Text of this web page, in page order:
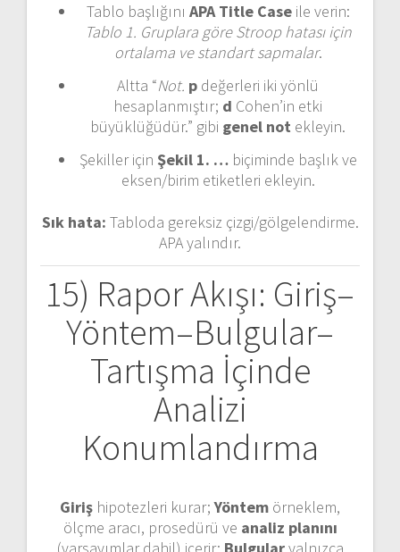
Tablo başlığını APA Title Caseile verin:
Tablo 1. Gruplara göre Stroop hatası için
ortalama ve standart sapmalar.
Altta “Not. p değerleri iki yönlü
hesaplanmıştır; d Cohen’in etki
büyüklüğüdür.” gibi genel not ekleyin.
Şekiller için Şekil 1. …biçiminde başlık ve
eksen/birim etiketleri ekleyin.
Sık hata: Tabloda gereksiz çizgi/gölgelendirme.
APA yalındır.
15) Rapor Akışı: Giriş–
Yöntem–Bulgular–
Tartışma İçinde
Analizi
Konumlandırma
Giriş hipotezleri kurar;Yöntem örneklem,
ölçme aracı, prosedürü ve analiz planını